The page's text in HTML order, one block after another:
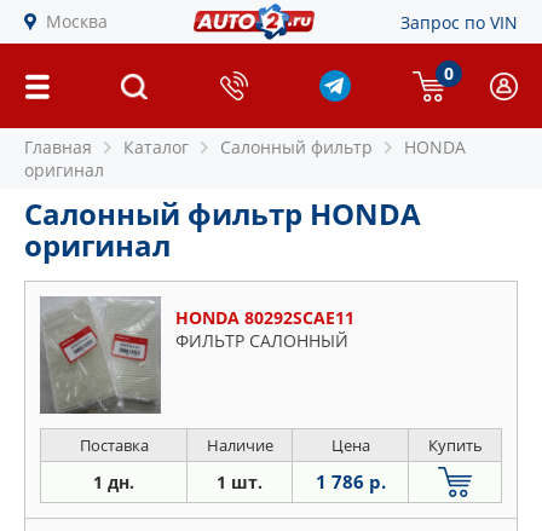
Москва Запрос по VIN
0
Главная Каталог Салонный фильтр
HONDA
оригинал
Салонный фильтр HONDA
оригинал
HONDA 80292SCAE11
ФИЛЬТР САЛОННЫЙ
Поставка Наличие Цена Купить
1 дн. 1 шт. 1 786 р.